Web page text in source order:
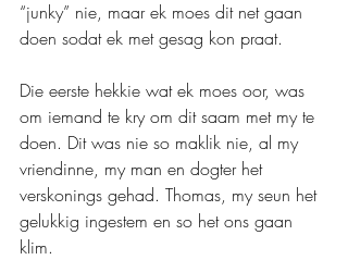
“junky” nie, maar ek moes dit net gaan
doen sodat ek met gesag kon praat.
Die eerste hekkie wat ek moes oor, was
om iemand te kry om dit saam met my te
doen. Dit was nie so maklik nie, al my
vriendinne, my man en dogter het
verskonings gehad. Thomas, my seun het
gelukkig ingestem en so het ons gaan
klim.